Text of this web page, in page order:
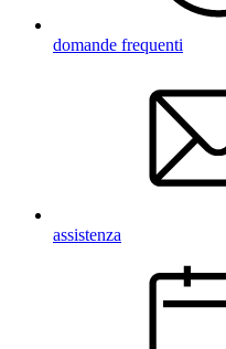
domande frequenti
assistenza